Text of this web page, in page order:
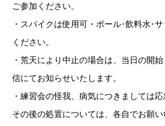
ご参加ください。
・スパイクは使用可・ボール･飲料水･
ください。
・荒天により中止の場合は、当日の開
信にてお知らせいたします。
・練習会の怪我、病気につきましては
その後の処置については、各自でお願い